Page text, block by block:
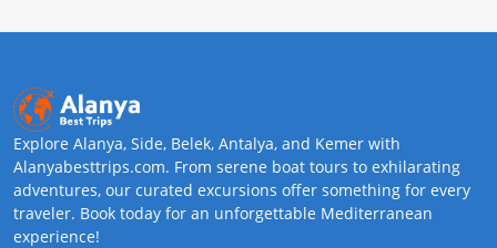
Explore Alanya, Side, Belek, Antalya, and Kemer with
Alanyabesttrips.com. From serene boat tours to exhilarating
adventures, our curated excursions offer something for every
traveler. Book today for an unforgettable Mediterranean
experience!